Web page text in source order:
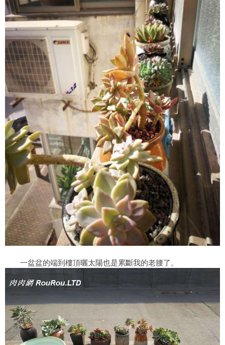
一盆盆的端到樓頂曬太陽也是累斷我的老腰了。